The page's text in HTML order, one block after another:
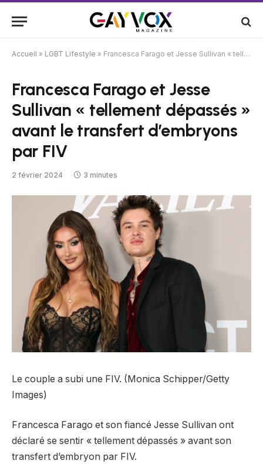
Accueil » LGBT Lifestyle » Francesca Farago et Jesse Sullivan « tellement dépassés » avant le transfert d’embryons par FIV
Francesca Farago et Jesse
Sullivan « tellement dépassés »
avant le transfert d’embryons
par FIV
2 février 2024 3 minutes
Le couple a subi une FIV. (Monica Schipper/Getty
Images)
Francesca Farago et son fiancé Jesse Sullivan ont
déclaré se sentir « tellement dépassés » avant son
transfert d’embryon par FIV.